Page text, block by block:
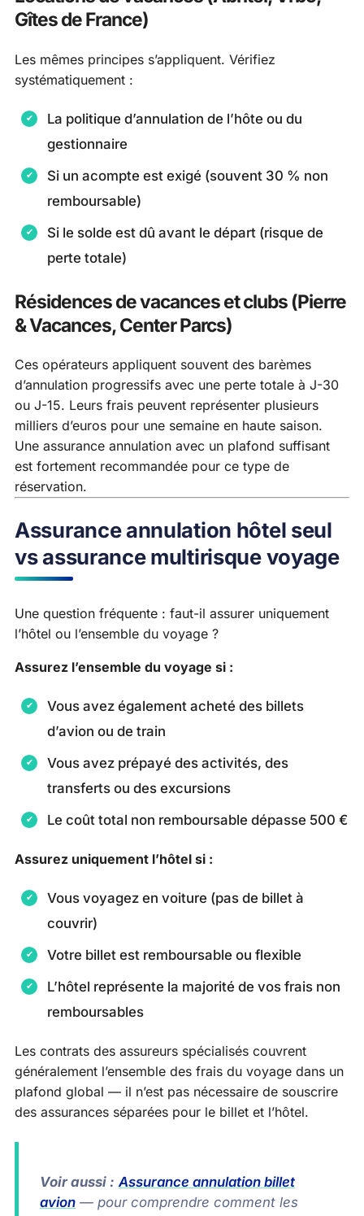
Gîtes de France)
Les mêmes principes s’appliquent. Vérifiez
systématiquement :
La politique d’annulation de l’hôte ou du
gestionnaire
Si un acompte est exigé (souvent 30 % non
remboursable)
Si le solde est dû avant le départ (risque de
perte totale)
Résidences de vacances et clubs (Pierre
& Vacances, Center Parcs)
Ces opérateurs appliquent souvent des barèmes
d’annulation progressifs avec une perte totale à J-30
ou J-15. Leurs frais peuvent représenter plusieurs
milliers d’euros pour une semaine en haute saison.
Une assurance annulation avec un plafond suffisant
est fortement recommandée pour ce type de
réservation.
Assurance annulation hôtel seul
vs assurance multirisque voyage
Une question fréquente : faut-il assurer uniquement
l’hôtel ou l’ensemble du voyage ?
Assurez l’ensemble du voyage si :
Vous avez également acheté des billets
d’avion ou de train
Vous avez prépayé des activités, des
transferts ou des excursions
Le coût total non remboursable dépasse 500 €
Assurez uniquement l’hôtel si :
Vous voyagez en voiture (pas de billet à
couvrir)
Votre billet est remboursable ou flexible
L’hôtel représente la majorité de vos frais non
remboursables
Les contrats des assureurs spécialisés couvrent
généralement l’ensemble des frais du voyage dans un
plafond global — il n’est pas nécessaire de souscrire
des assurances séparées pour le billet et l’hôtel.
Voir aussi : Assurance annulation billet
avion — pour comprendre comment les